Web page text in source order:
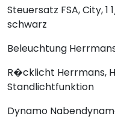
Steuersatz FSA, City,
schwarz
Beleuchtung
R�cklicht Herrmans,
Standlichtfunktion
Dynamo